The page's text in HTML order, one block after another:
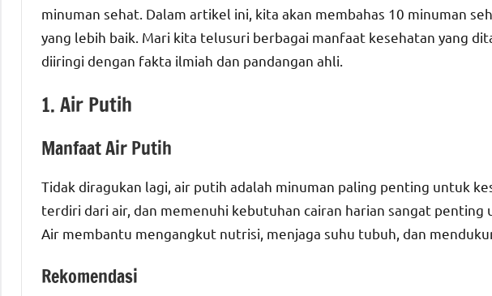
minuman sehat. Dalam artikel ini, kita akan membahas 10 minuman
yang lebih baik. Mari kita telusuri berbagai manfaat kesehatan yang
diiringi dengan fakta ilmiah dan pandangan ahli.
1. Air Putih
Manfaat Air Putih
Tidak diragukan lagi, air putih adalah minuman paling penting untuk
terdiri dari air, dan memenuhi kebutuhan cairan harian sangat penting
Air membantu mengangkut nutrisi, menjaga suhu tubuh, dan
Rekomendasi